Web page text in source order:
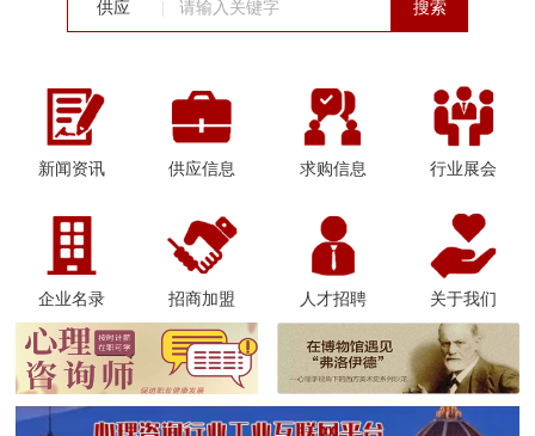
供应 搜索
新闻资讯 供应信息 求购信息 行业展会
企业名录 招商加盟 人才招聘 关于我们